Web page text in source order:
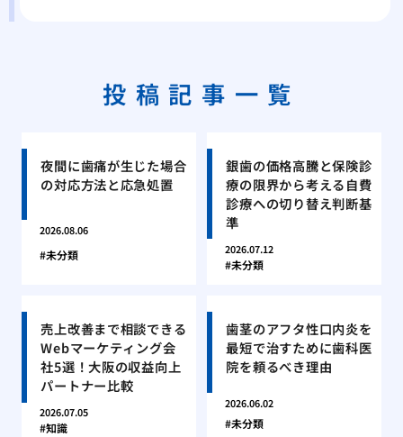
投稿記事一覧
夜間に歯痛が生じた場合
の対応方法と応急処置
2026.08.06
未分類
銀歯の価格高騰と保険診
療の限界から考える自費
診療への切り替え判断基
準
2026.07.12
未分類
売上改善まで相談できる
Webマーケティング会
社5選！大阪の収益向上
パートナー比較
2026.07.05
知識
歯茎のアフタ性口内炎を
最短で治すために歯科医
院を頼るべき理由
2026.06.02
未分類